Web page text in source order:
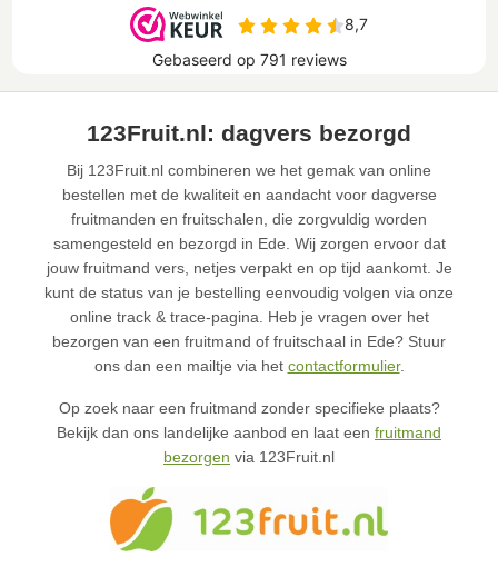
123Fruit.nl: dagvers bezorgd
Bij 123Fruit.nl combineren we het gemak van online
bestellen met de kwaliteit en aandacht voor dagverse
fruitmanden en fruitschalen, die zorgvuldig worden
samengesteld en bezorgd in Ede. Wij zorgen ervoor dat
jouw fruitmand vers, netjes verpakt en op tijd aankomt. Je
kunt de status van je bestelling eenvoudig volgen via onze
online track & trace-pagina. Heb je vragen over het
bezorgen van een fruitmand of fruitschaal in Ede? Stuur
ons dan een mailtje via het contactformulier.
Op zoek naar een fruitmand zonder specifieke plaats?
Bekijk dan ons landelijke aanbod en laat een fruitmand
bezorgen via 123Fruit.nl